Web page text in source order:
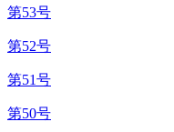
第53号
第52号
第51号
第50号